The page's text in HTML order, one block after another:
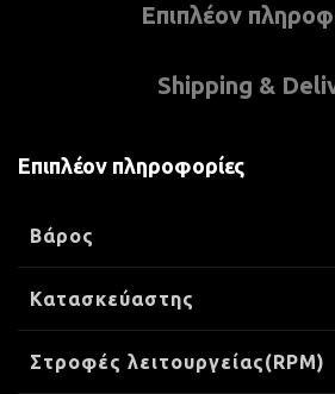
Επιπλέον
Shipping &
Επιπλέον πληροφορίες
Βάρος
Κατασκεύαστης
Στροφές λειτουργείας(RPM)